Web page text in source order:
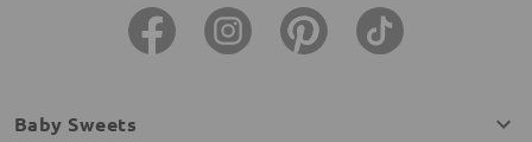
Baby Sweets